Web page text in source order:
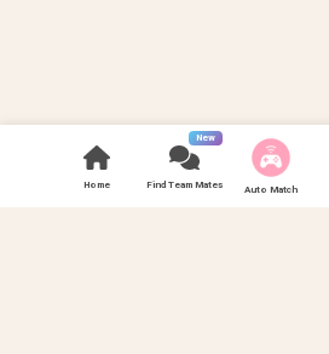
Home
New
Find Team Mates Auto Match